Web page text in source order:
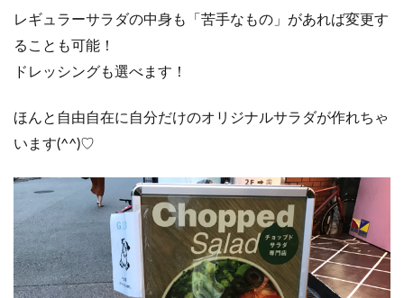
レギュラーサラダの中身も
「苦手なもの」があれば変更す
ることも可能！
ドレッシングも選べます！
ほんと自由自在に自分だけのオリジナルサラダが作れちゃ
います(^^)♡